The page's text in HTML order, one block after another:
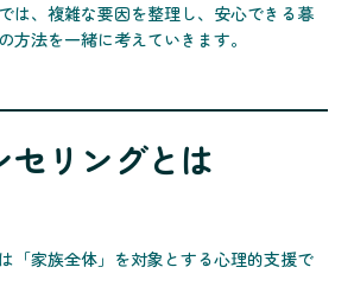
は、複雑な要因を整理し、安心できる暮
方法を一緒に考えていきます。
セリングとは
「家族全体」を対象とする心理的支援で